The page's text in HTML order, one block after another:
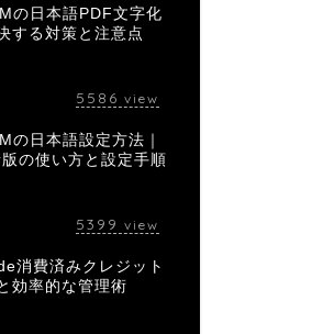
の日本語PDF文字化
する対策と注意点
5586 view
の日本語設定方法｜
の使い方と設定手順
5399 view
消費済みクレジット
効率的な管理術